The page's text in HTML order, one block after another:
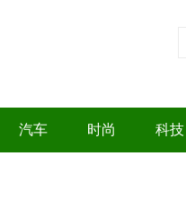
汽车 时尚 科技